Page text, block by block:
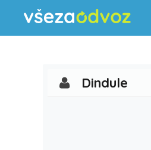
Dindule